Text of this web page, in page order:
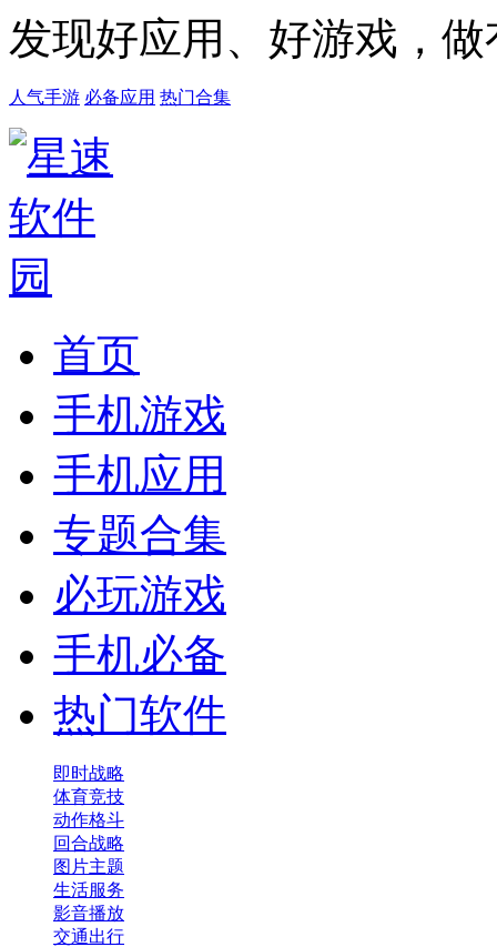
发现好应用、好游戏，
人气手游 必备应用 热门合集
首页
手机游戏
手机应用
专题合集
必玩游戏
手机必备
热门软件
即时战略
体育竞技
动作格斗
回合战略
图片主题
生活服务
影音播放
交通出行